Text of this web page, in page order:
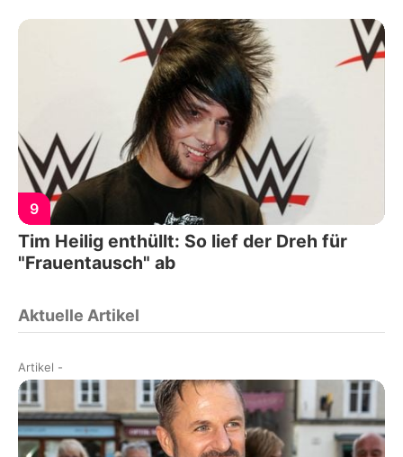
9
Tim Heilig enthüllt: So lief der Dreh für
"Frauentausch" ab
Aktuelle Artikel
Artikel -